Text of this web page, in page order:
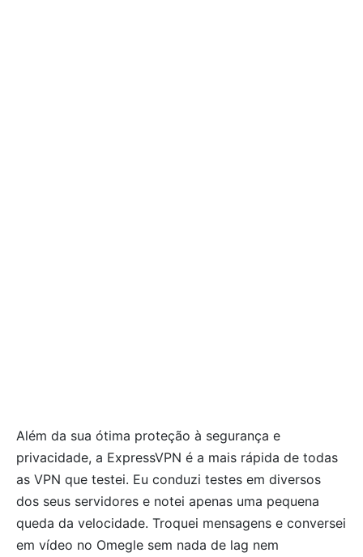
Além da sua ótima proteção à segurança e
privacidade, a ExpressVPN é a mais rápida de todas
as VPN que testei. Eu conduzi testes em diversos
dos seus servidores e notei apenas uma pequena
queda da velocidade. Troquei mensagens e conversei
em vídeo no Omegle sem nada de lag nem